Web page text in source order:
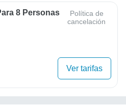
8 Personas
Política de
cancelación
Ver tarifas